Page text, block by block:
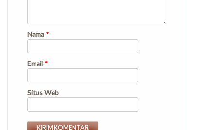
Nama *
Email *
Situs Web